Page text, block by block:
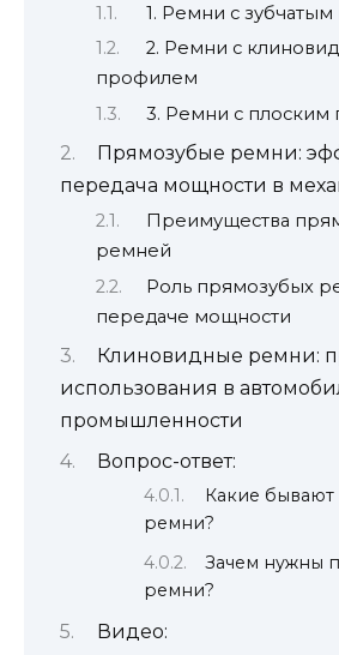
1. Ремни с
2. Ремни с
профилем
3. Ремни с
Прямозубые ремни:
передача мощности в
Преимущества
ремней
Роль прямозубых
передаче мощности
Клиновидные ремни:
использования в
промышленности
Вопрос-ответ:
Какие
ремни?
Зачем нужны
ремни?
Видео: